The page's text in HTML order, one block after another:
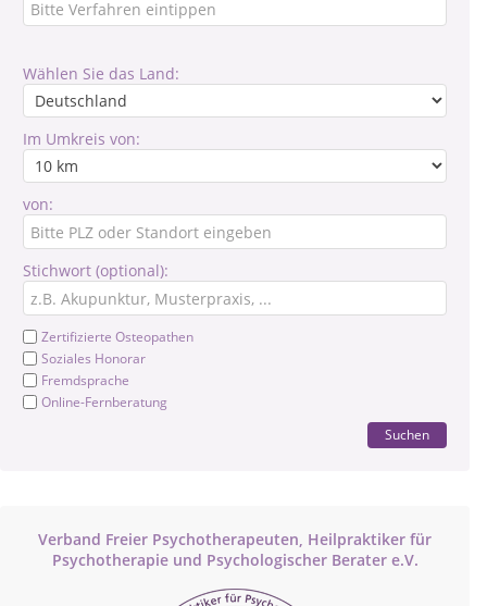
Wählen Sie das Land:
Im Umkreis von:
von:
Stichwort (optional):
Zertifizierte Osteopathen
Soziales Honorar
Fremdsprache
Online-Fernberatung
Suchen
Verband Freier Psychotherapeuten, Heilpraktiker für
Psychotherapie und Psychologischer Berater e.V.